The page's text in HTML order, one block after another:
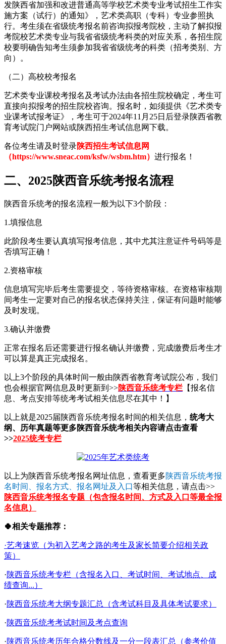
发陕西省加强和改进普通高等学校艺术类专业考试招生工作实
施方案（试行）的通知》，艺术类高职（专科）专业参照执
行。考生须在省级统考报名前咨询拟报考院校，主动了解拟报
考院校艺术类专业与我省省级统考科类的对应关系，各招生院
校要明确告知考生须参加我省省级统考的科类（招考类别、方
向）。
（二）高校校考报名
艺术类专业课校考报名及考试办法由各招生院校确定，考生可
直接向拟报考的招生院校咨询。报名时，如须提供《艺术类专
业课考试报考证》，考生可于2024年11月25日后登录陕西省教
育考试院门户网站或陕西招生考试信息网下载。
各位考生请及时登录陕西招生考试信息网
（https://www.sneac.com/ksfw/wsbm.htm） 进行报名！
二、2025陕西音乐统考报名流程
陕西音乐统考的报名流程一般为以下3个阶段：
1.填报信息
此阶段考生要认真填写报考信息，其中尤其注意证件号码等是
否填写正确！
2.资格审核
信息填写完毕后考生需要提交，等待资格审核。在资格审核期
间考生一定要对自己的报名状态保持关注，保证有问题时能够
及时发现。
3.确认并缴费
正常在报名后还需要进行报名确认并缴费，完成缴费后考生才
可以算是真正完成报名。
以上3个阶段的具体时间一般由陕西省教育考试院公布，我们
也会根据官网信息及时更新到>>陕西音乐统考专栏 【报名信
息、考点安排等统考考试相关信息尽在其中！】
以上就是2025届陕西音乐统考报名时间的相关信息， 统考大
纲、历年真题等更多陕西音乐统考相关内容请点击查看
>>2025统考专栏
以上为陕西音乐统考报名网址信息，查看更多陕西音乐统考报
名时间、报名方式、报名网址及入口等相关信息，请点击>>
陕西音乐统考报名专题（包含报名时间、方式及入口等最全报
名信息）
🍀相关专题推荐：
·艺考速览（为初入艺考之路的考生及家长简要介绍相关政
策）
·陕西音乐统考专栏（含报名入口、考试时间、考试地点、成
绩查询...）
·陕西音乐统考大纲专题汇总（含考试科目及具体考试要求）
·陕西音乐统考考试时间及考点查询
·陕西音乐统考历年合格分数线及一分一段表汇总（参考价值